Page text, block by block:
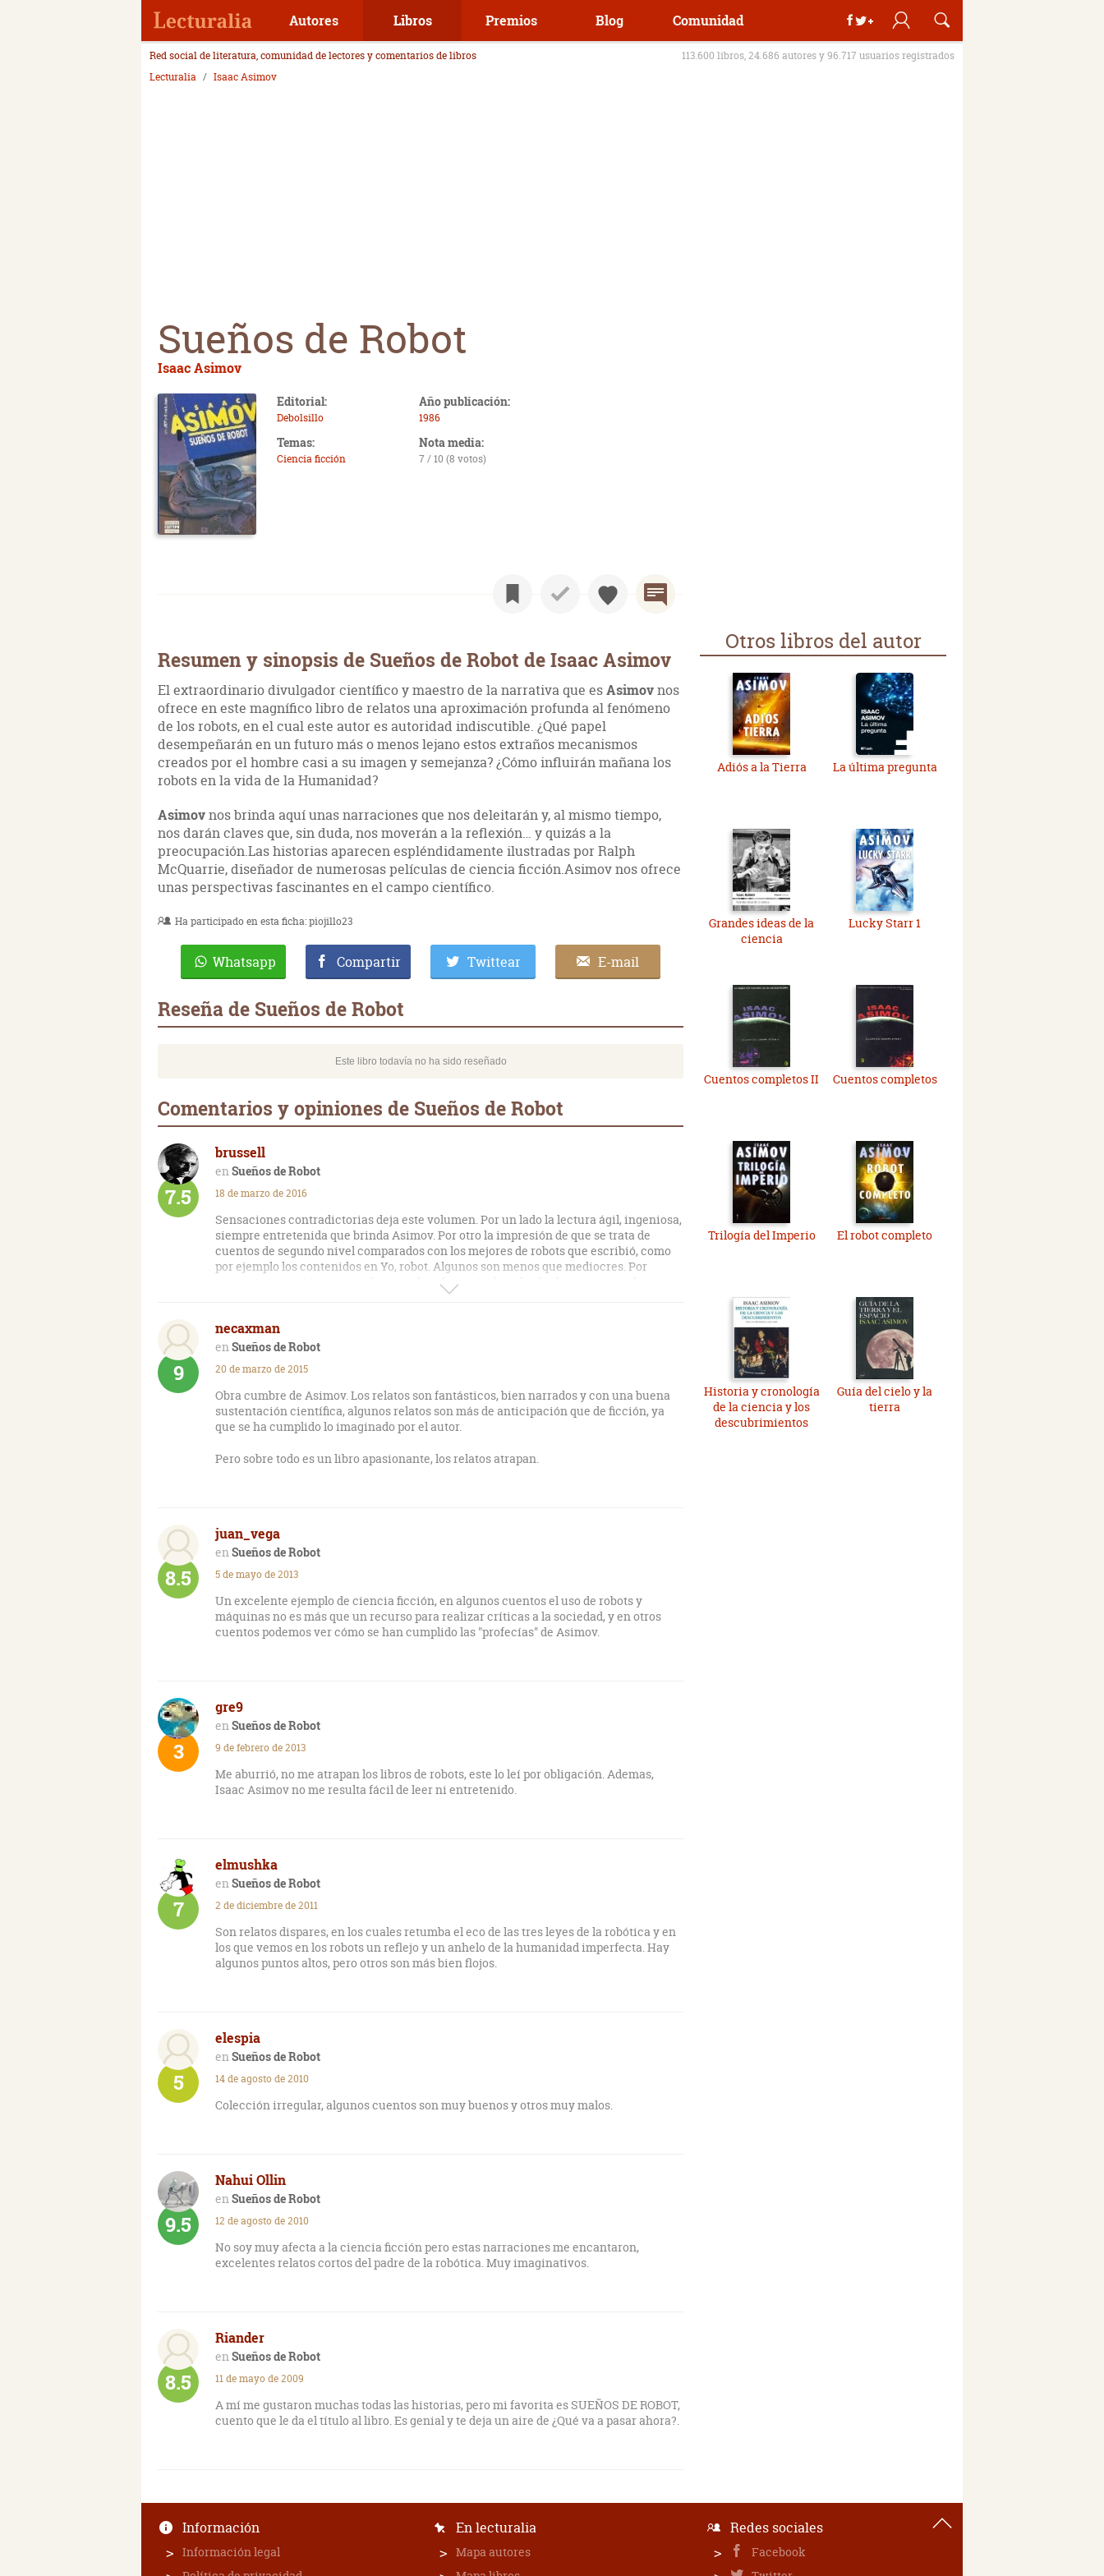
Autores Libros Premios Blog Comunidad
Red social de literatura, comunidad de lectores y comentarios de libros
113.600 libros, 24.686 autores y 96.717 usuarios registrados
Lecturalia
Isaac Asimov
Sueños de Robot
Isaac Asimov
Editorial:
Debolsillo
Año publicación:
1986
Temas:
Ciencia ficción
Nota media:
7 / 10 (8 votos)
Resumen y sinopsis de Sueños de Robot de Isaac Asimov
El extraordinario divulgador científico y maestro de la narrativa que esAsimovnos
ofrece en este magnífico libro de relatos una aproximación profunda al fenómeno
de los robots, en el cual este autor es autoridad indiscutible. ¿Qué papel
desempeñarán en un futuro más o menos lejano estos extraños mecanismos
creados por el hombre casi a su imagen y semejanza? ¿Cómo influirán mañana los
robots en la vida de la Humanidad?
Asimovnos brinda aquí unas narraciones que nos deleitarán y, al mismo tiempo,
nos darán claves que, sin duda, nos moverán a la reflexión… y quizás a la
preocupación.Las historias aparecen espléndidamente ilustradas por Ralph
McQuarrie, diseñador de numerosas películas de ciencia ficción.Asimov nos ofrece
unas perspectivas fascinantes en el campo científico.
Ha participado en esta ficha:piojillo23
Whatsapp Compartir Twittear E-mail
Reseña de Sueños de Robot
Este libro todavía no ha sido reseñado
Comentarios y opiniones de Sueños de Robot
brussell
Sueños de Robot
7.5 18 de marzo de 2016
Sensaciones contradictorias deja este volumen. Por un lado la lectura ágil, ingeniosa,
siempre entretenida que brinda Asimov. Por otro la impresión de que se trata de
cuentos de segundo nivel comparados con los mejores de robots que escribió, como
por ejemplo los contenidos en Yo, robot. Algunos son menos que mediocres. Por
supuesto que está siempre el marco de referencia de todas las historias, con las
famosas tres leyes. En definitiva, para completistas es imprescindible, y para lectores
necaxman
Sueños de Robot
9 20 de marzo de 2015
Obra cumbre de Asimov. Los relatos son fantásticos, bien narrados y con una buena
sustentación científica, algunos relatos son más de anticipación que de ficción, ya
que se ha cumplido lo imaginado por el autor.
Pero sobre todo es un libro apasionante, los relatos atrapan.
juan_vega
Sueños de Robot
8.5 5 de mayo de 2013
Un excelente ejemplo de ciencia ficción, en algunos cuentos el uso de robots y
máquinas no es más que un recurso para realizar críticas a la sociedad, y en otros
cuentos podemos ver cómo se han cumplido las "profecías" de Asimov.
gre9
Sueños de Robot
3 9 de febrero de 2013
Me aburrió, no me atrapan los libros de robots, este lo leí por obligación. Ademas,
Isaac Asimov no me resulta fácil de leer ni entretenido.
elmushka
Sueños de Robot
7 2 de diciembre de 2011
Son relatos dispares, en los cuales retumba el eco de las tres leyes de la robótica y en
los que vemos en los robots un reflejo y un anhelo de la humanidad imperfecta. Hay
algunos puntos altos, pero otros son más bien flojos.
elespia
Sueños de Robot
5 14 de agosto de 2010
Colección irregular, algunos cuentos son muy buenos y otros muy malos.
Nahui Ollin
Sueños de Robot
9.5 12 de agosto de 2010
No soy muy afecta a la ciencia ficción pero estas narraciones me encantaron,
excelentes relatos cortos del padre de la robótica. Muy imaginativos.
Riander
Sueños de Robot
8.5 11 de mayo de 2009
A mí me gustaron muchas todas las historias, pero mi favorita es SUEÑOS DE ROBOT,
cuento que le da el título al libro. Es genial y te deja un aire de ¿Qué va a pasar ahora?.
Otros libros del autor
Adiós a la Tierra La última pregunta
Grandes ideas de la
ciencia
Lucky Starr 1
Cuentos completos II Cuentos completos
Trilogía del Imperio El robot completo
Historia y cronología
de la ciencia y los
descubrimientos
Guía del cielo y la
tierra
Información
Información legal
En lecturalia
Mapa autores
Redes sociales
Facebook